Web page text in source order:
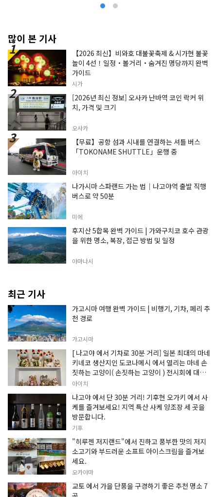
많이 본 기사
【2026 최신】비와호 대불꽃축제 & 시가현 불꽃
놀이 4선！일정・볼거리・숨겨진 명당까지 완벽
가이드
시가
[2026년 최신 정보] 오사카 난바역 코인 락커 위
치, 가격 및 크기
오사카
【무료】공항 섬과 시내를 연결하는 셔틀 버스
「TOKONAME SHUTTLE」운행 중
아이치
나가시마 스파랜드 가는 법｜나고야역 출발 직행
버스로 약 50분
미에
후지산 5합목 완벽 가이드 | 가와구치코 호수 관광
을 위한 명소, 복장, 접근 방법 및 일정
야마나시
최근 기사
가고시마 여행 완벽 가이드 | 비행기, 기차, 페리 추
천 경로
가고시마
[ 나고야 에서 기차로 30분 거리] 일본 최대의 마네
키네코 생산지인 도코나메시 에서 열리는 마네 손
짓하는 고양이( 손짓하는 고양이 ) 전시회에 대한
정보입니다.
아이치
나고야 에서 단 30분 거리! 기후현 오가키 에서 사
케를 즐겨보세요! 지역 특산 사케 양조장 세 곳을
방문합니다.
기후
"히루젠 저지랜드"에서 진하고 풍부한 맛의 저지
소고기와 부드러운 소프트 아이스크림을 즐겨보
세요.
오카야마
교토 에서 가을 단풍을 구경하기 좋은 추천 명소 7